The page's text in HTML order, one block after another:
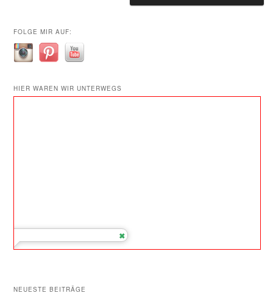
FOLGE MIR AUF:
HIER WAREN WIR UNTERWEGS
NEUESTE BEITRÄGE